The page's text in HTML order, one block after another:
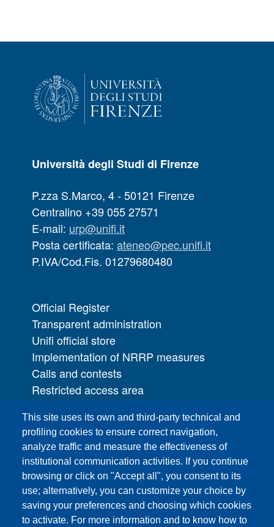
This site uses its own and third-party technical and
profiling cookies to ensure correct navigation,
analyze traffic and measure the effectiveness of
institutional communication activities. If you continue
browsing or click on "Accept all", you consent to its
use; alternatively, you can customize your choice by
saving your preferences and choosing which cookies
to activate. For more information and to know how to
Università degli Studi di Firenze
P.zza S.Marco, 4 - 50121 Firenze
Centralino +39 055 27571
E-mail: urp@unifi.it
Posta certificata: ateneo@pec.unifi.it
P.IVA/Cod.Fis. 01279680480
Official Register
Transparent administration
Unifi official store
Implementation of NRRP measures
Calls and contests
Restricted access area
IT Services
PRO | Public Relations Office
Campuses
Sitemap
Webmaster and web editorial staff